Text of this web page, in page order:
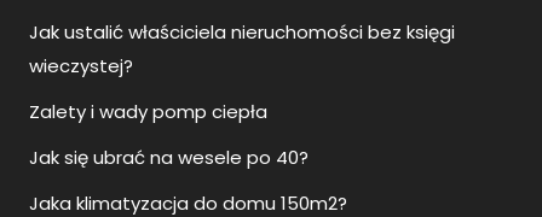
Jak ustalić właściciela nieruchomości bez księgi
wieczystej?
Zalety i wady pomp ciepła
Jak się ubrać na wesele po 40?
Jaka klimatyzacja do domu 150m2?